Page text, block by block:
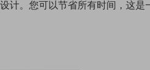
计。您可以节省所有时间，这是